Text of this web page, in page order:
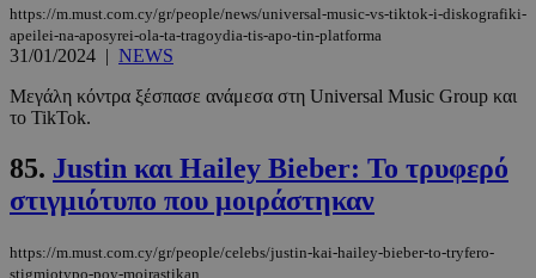
https://m.must.com.cy/gr/people/news/universal-music-vs-tiktok-i-diskografiki-
apeilei-na-aposyrei-ola-ta-tragoydia-tis-apo-tin-platforma
31/01/2024 | NEWS
Μεγάλη κόντρα ξέσπασε ανάμεσα στη Universal Music Group και
το TikTok.
85. Justin και Hailey Bieber: Το τρυφερό
στιγμιότυπο που μοιράστηκαν
https://m.must.com.cy/gr/people/celebs/justin-kai-hailey-bieber-to-tryfero-
stigmiotypo-poy-moirastikan
CookieScriptConsent
CookieScript
www.must.com.cy
4
2 μέρες